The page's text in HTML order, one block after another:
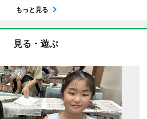
もっと見る
見る・遊ぶ